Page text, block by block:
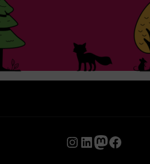
Instagram LinkedIn Mastodon Facebook